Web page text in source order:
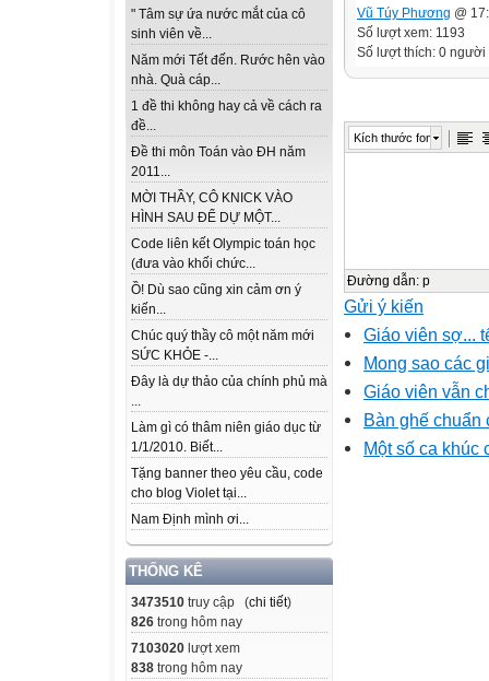
" Tâm sự ứa nước mắt của cô
sinh viên về...
Năm mới Tết đến. Rước hên vào
nhà. Quà cáp...
1 đề thi không hay cả về cách ra
đề...
Đề thi môn Toán vào ĐH năm
2011...
MỜI THẦY, CÔ KNICK VÀO
HÌNH SAU ĐỂ DỰ MỘT...
Code liên kết Olympic toán học
(đưa vào khối chức...
Ồ! Dù sao cũng xin cảm ơn ý
kiến...
Chúc quý thầy cô một năm mới
SỨC KHỎE -...
Đây là dự thảo của chính phủ mà
...
Làm gì có thâm niên giáo dục từ
1/1/2010. Biết...
Tặng banner theo yêu cầu, code
cho blog Violet tại...
Nam Định mình ơi...
THỐNG KÊ
3473510 truy cập (chi tiết)
826 trong hôm nay
7103020 lượt xem
838 trong hôm nay
Vũ Túy Phương @
Số lượt xem: 1193
Số lượt thích: 0 người
Kích thước font
Đường dẫn: p
Gửi ý kiến
Giáo viên sợ...
Mong sao các
Giáo viên vẫn
Bàn ghế chuẩn
Một số ca khúc